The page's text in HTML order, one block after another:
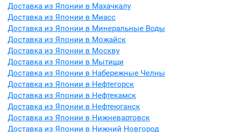
Доставка из Японии в Махачкалу
Доставка из Японии в Миасс
Доставка из Японии в Минеральные Воды
Доставка из Японии в Можайск
Доставка из Японии в Москву
Доставка из Японии в Мытищи
Доставка из Японии в Набережные Челны
Доставка из Японии в Нефтегорск
Доставка из Японии в Нефтекамск
Доставка из Японии в Нефтеюганск
Доставка из Японии в Нижневартовск
Доставка из Японии в Нижний Новгород